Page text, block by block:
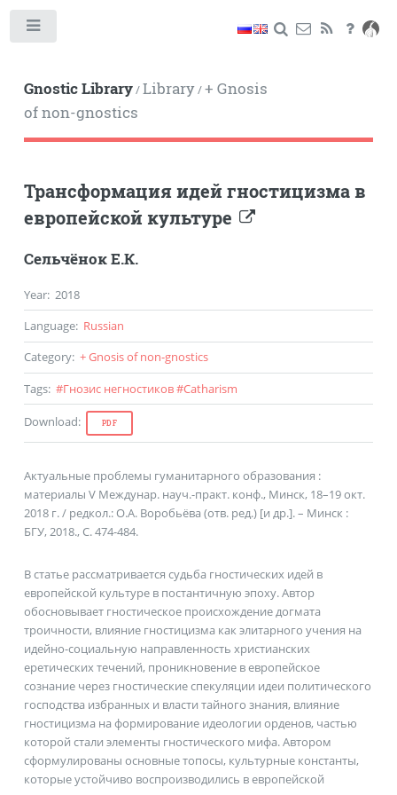
Gnostic Library/Library/+ Gnosis
of non-gnostics
Трансформация идей гностицизма в
европейской культуре
Сельчёнок Е.К.
Year: 2018
Language: Russian
Category: + Gnosis of non-gnostics
Tags: #Гнозис негностиков#Catharism
Download: PDF
Актуальные проблемы гуманитарного образования :
материалы V Междунар. науч.-практ. конф., Минск, 18–19 окт.
2018 г. / редкол.: О.А. Воробьёва (отв. ред.) [и др.]. – Минск :
БГУ, 2018., С. 474-484.
В статье рассматривается судьба гностических идей в
европейской культуре в постантичную эпоху. Автор
обосновывает гностическое происхождение догмата
троичности, влияние гностицизма как элитарного учения на
идейно-социальную направленность христианских
еретических течений, проникновение в европейское
сознание через гностические спекуляции идеи политического
господства избранных и власти тайного знания, влияние
гностицизма на формирование идеологии орденов, частью
которой стали элементы гностического мифа. Автором
сформулированы основные топосы, культурные константы,
которые устойчиво воспроизводились в европейской